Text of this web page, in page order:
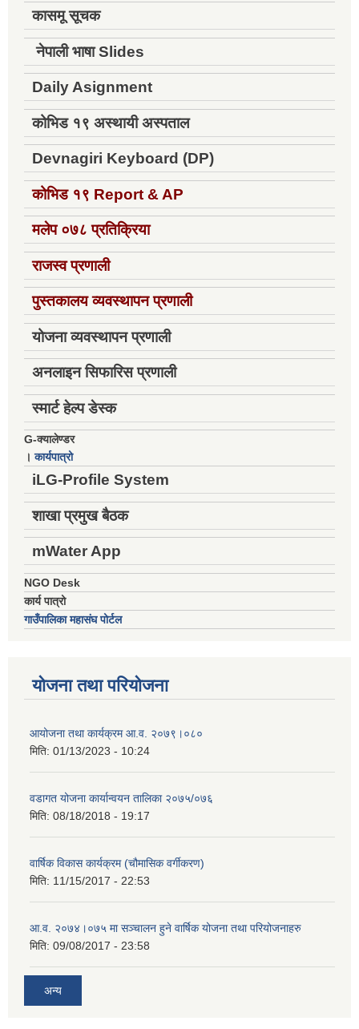
कासमू सूचक
नेपाली भाषा Slides
Daily Asignment
कोभिड १९ अस्थायी अस्पताल
Devnagiri Keyboard (DP)
कोभिड १९ Report & AP
मलेप ०७८ प्रतिक्रिया
राजस्व प्रणाली
पुस्तकालय व्यवस्थापन प्रणाली
योजना व्यवस्थापन प्रणाली
अनलाइन सिफारिस प्रणाली
स्मार्ट हेल्प डेस्क
G-क्यालेण्डर
।कार्यपात्रो
iLG-Profile System
शाखा प्रमुख बैठक
mWater App
NGO Desk
कार्य पात्रो
गाउँपालिका महासंघ पोर्टल
योजना तथा परियोजना
आयोजना तथा कार्यक्रम आ.व. २०७९।०८०
मिति: 01/13/2023 - 10:24
वडागत योजना कार्यान्वयन तालिका २०७५/०७६
मिति: 08/18/2018 - 19:17
वार्षिक विकास कार्यक्रम (चौमासिक वर्गीकरण)
मिति: 11/15/2017 - 22:53
आ.व. २०७४।०७५ मा सञ्चालन हुने वार्षिक योजना तथा परियोजनाहरु
मिति: 09/08/2017 - 23:58
अन्य